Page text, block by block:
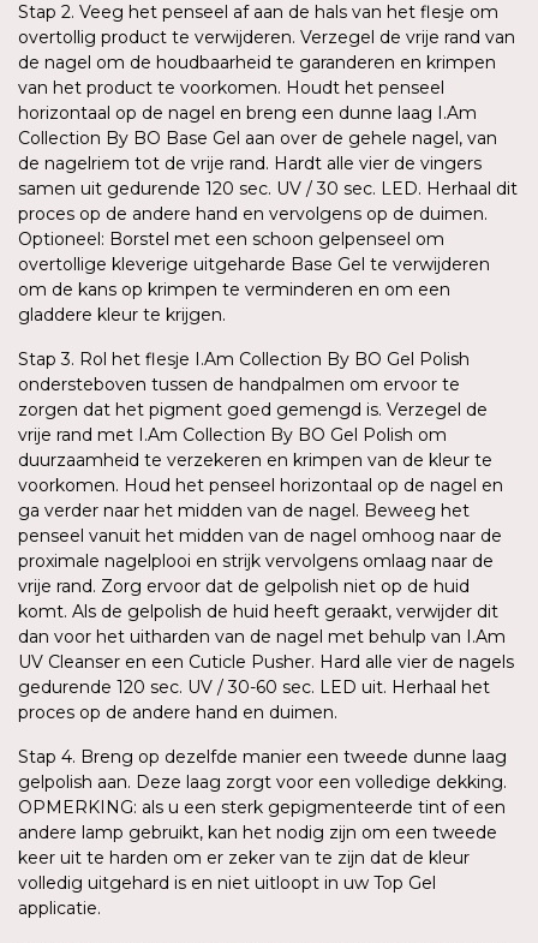
Stap 2. Veeg het penseel af aan de hals van het flesje om
overtollig product te verwijderen. Verzegel de vrije rand van
de nagel om de houdbaarheid te garanderen en krimpen
van het product te voorkomen. Houdt het penseel
horizontaal op de nagel en breng een dunne laag I.Am
Collection By BO Base Gel aan over de gehele nagel, van
de nagelriem tot de vrije rand. Hardt alle vier de vingers
samen uit gedurende 120 sec. UV / 30 sec. LED. Herhaal dit
proces op de andere hand en vervolgens op de duimen.
Optioneel: Borstel met een schoon gelpenseel om
overtollige kleverige uitgeharde Base Gel te verwijderen
om de kans op krimpen te verminderen en om een
gladdere kleur te krijgen.
Stap 3. Rol het flesje I.Am Collection By BO Gel Polish
ondersteboven tussen de handpalmen om ervoor te
zorgen dat het pigment goed gemengd is. Verzegel de
vrije rand met I.Am Collection By BO Gel Polish om
duurzaamheid te verzekeren en krimpen van de kleur te
voorkomen. Houd het penseel horizontaal op de nagel en
ga verder naar het midden van de nagel. Beweeg het
penseel vanuit het midden van de nagel omhoog naar de
proximale nagelplooi en strijk vervolgens omlaag naar de
vrije rand. Zorg ervoor dat de gelpolish niet op de huid
komt. Als de gelpolish de huid heeft geraakt, verwijder dit
dan voor het uitharden van de nagel met behulp van I.Am
UV Cleanser en een Cuticle Pusher. Hard alle vier de nagels
gedurende 120 sec. UV / 30-60 sec. LED uit. Herhaal het
proces op de andere hand en duimen.
Stap 4. Breng op dezelfde manier een tweede dunne laag
gelpolish aan. Deze laag zorgt voor een volledige dekking.
OPMERKING: als u een sterk gepigmenteerde tint of een
andere lamp gebruikt, kan het nodig zijn om een tweede
keer uit te harden om er zeker van te zijn dat de kleur
volledig uitgehard is en niet uitloopt in uw Top Gel
applicatie.